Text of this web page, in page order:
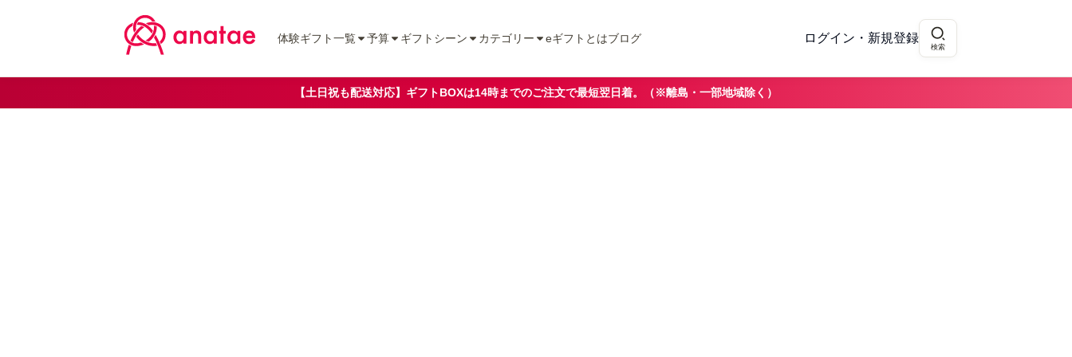
体験ギフト一覧 予算 ギフトシーン カテゴリー eギフトとはブログ ログイン・新規登録
検索
【土日祝も配送対応】ギフトBOXは14時までのご注文で最短翌日着。（※離島・一部地域除く）